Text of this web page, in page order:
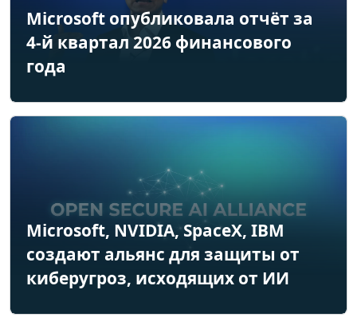
Microsoft опубликовала отчёт за
4-й квартал 2026 финансового
года
Microsoft, NVIDIA, SpaceX, IBM
создают альянс для защиты от
киберугроз, исходящих от ИИ